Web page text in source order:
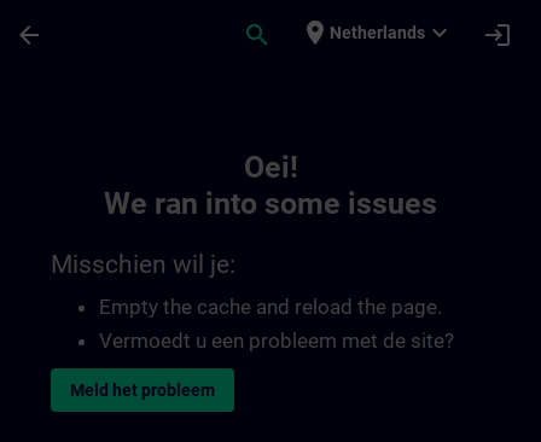
arrow_back search place Netherlands expand_more login
Oei!
We ran into some issues
Misschien wil je:
Empty the cache and reload the page.
Vermoedt u een probleem met de site?
Meld het probleem